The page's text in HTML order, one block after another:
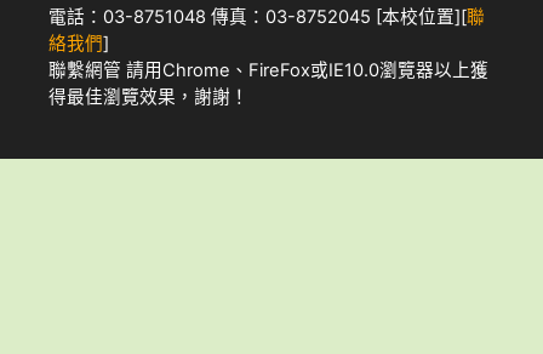
電話：03-8751048 傳真：03-8752045 [本校位置][聯
絡我們]
聯繫網管 請用 Chrome 、 FireFox或IE10.0瀏覽器以上獲
得最佳瀏覽效果，謝謝！